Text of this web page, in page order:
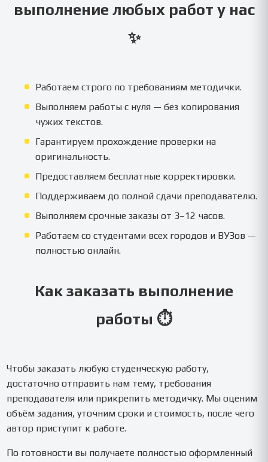
выполнение любых работ у нас
✨
Работаем строго по требованиям методички.
Выполняем работы с нуля — без копирования
чужих текстов.
Гарантируем прохождение проверки на
оригинальность.
Предоставляем бесплатные корректировки.
Поддерживаем до полной сдачи преподавателю.
Выполняем срочные заказы от 3–12 часов.
Работаем со студентами всех городов и ВУЗов —
полностью онлайн.
Как заказать выполнение
работы ⏱️
Чтобы заказать любую студенческую работу,
достаточно отправить нам тему, требования
преподавателя или прикрепить методичку. Мы оценим
объём задания, уточним сроки и стоимость, после чего
автор приступит к работе.
По готовности вы получаете полностью оформленный